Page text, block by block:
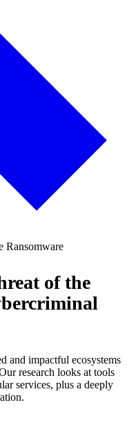
Ransomware
of the
and impactful ecosystems
research looks at tools
services, plus a deeply